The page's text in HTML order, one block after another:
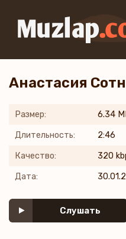
Анастасия
Размер: 6.34
Длительность: 2:46
Качество: 320
Дата:
Слушать